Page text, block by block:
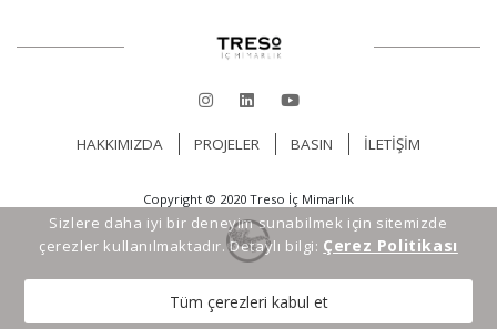
HAKKIMIZDA PROJELER BASIN İLETİŞİM
Sizlere daha iyi bir deneyim sunabilmek için sitemizde
çerezler kullanılmaktadır. Detaylı bilgi: Çerez Politikası
Tüm çerezleri kabul et
Copyright © 2020 Treso İç Mimarlık